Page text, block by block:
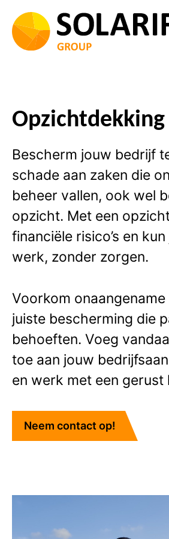
naar
Opzichtdekking
Bescherm jouw bedrijf
schade aan zaken die
beheer vallen, ook wel
opzicht. Met een
financiële risico’s en
werk, zonder zorgen.
Voorkom
juiste bescherming die
behoeften. Voeg
toe aan jouw
en werk met een
Neem contact op!